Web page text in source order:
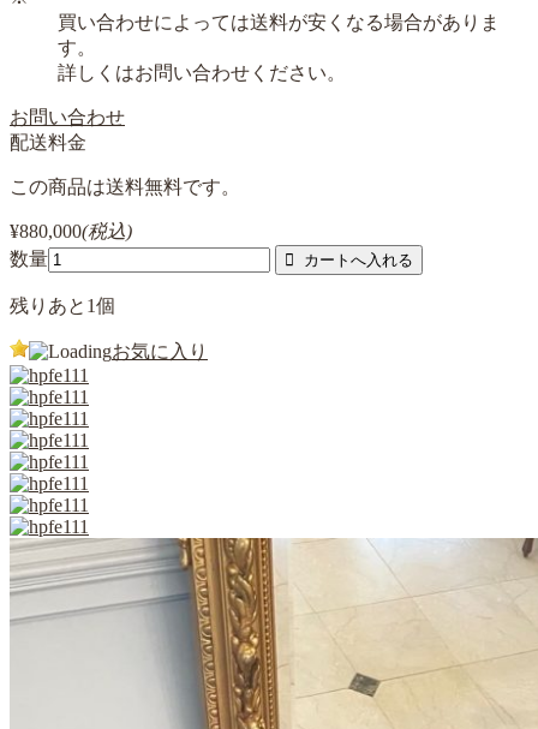
買い合わせによっては送料が安くなる場合がありま
す。
詳しくはお問い合わせください。
お問い合わせ
配送料金
この商品は送料無料です。
¥880,000(税込)
数量
残りあと 1個
お気に入り